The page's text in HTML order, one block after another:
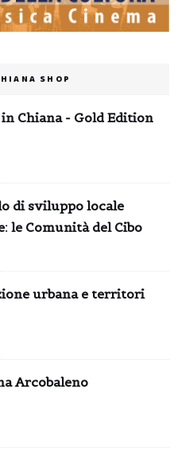
SHOP
Chiana - Gold Edition
di sviluppo locale
le Comunità del Cibo
urbana e territori
Arcobaleno